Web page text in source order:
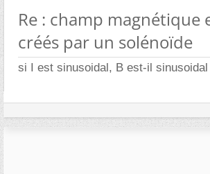
Re : champ magnétique
créés par un solénoïde
si I est sinusoidal, B est-il